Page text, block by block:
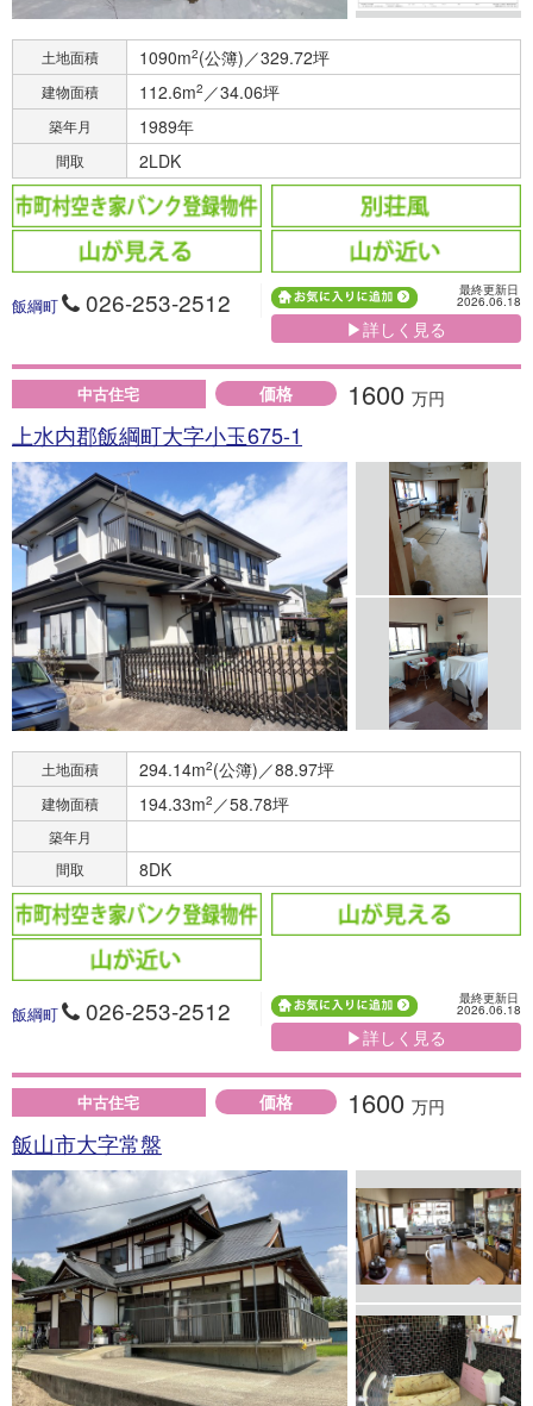
土地面積 1090m2(公簿)／329.72坪
建物面積 112.6m2 ／34.06坪
築年月 1989年
間取 2LDK
飯綱町 026-253-2512 最終更新日
2026.06.18
▶詳しく見る
中古住宅 価格 1600 万円
上水内郡飯綱町大字小玉675-1
土地面積 294.14m2(公簿)／88.97坪
建物面積 194.33m2 ／58.78坪
築年月
間取
8DK
飯綱町 026-253-2512 最終更新日
2026.06.18
▶詳しく見る
中古住宅 価格 1600 万円
飯山市大字常盤